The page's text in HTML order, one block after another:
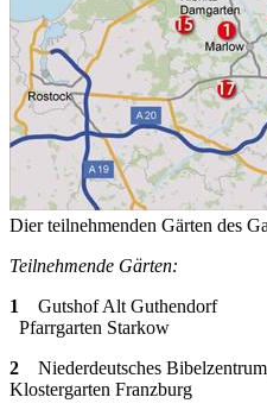
Dier teilnehmenden Gärten des
Teilnehmende Gärten:
1 Gutshof Alt
Pfarrgarten Starkow
2 Niederdeutsches
Klostergarten Franzburg